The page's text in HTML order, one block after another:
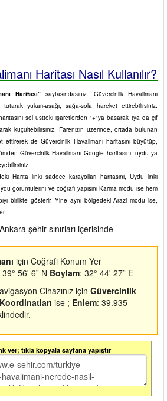
Haritası Nasıl Kullanılır?
Haritası" sayfasındasınız. Güvercinlik Havalimanı
yukarı-aşağı, sağa-sola hareket ettirebilirsiniz.
sol üstteki işaretlerden "+"ya basarak (ya da çif
küçültebilirsiniz. Farenizin üzerinde, ortada bulunan
de Güvercinlik Havalimanı haritasını büyütüp,
Güvercinlik Havalimanı Google haritasını, uydu ya
Harita linki sadece karayolları haritasını, Uydu linki
görüntülerini ve coğrafi yapısını Karma modu ise hem
birlikte gösterir. Yine aynı bölgedeki Arazi modu ise,
şehir sınırları içerisinde
için Coğrafi Konum Yer
39° 56' 6¨ N Boylam: 32° 44' 27¨ E
Cihazınız için Güvercinlik
ise ; Enlem: 39.935
ver; tıkla kopyala sayfana yapıştır